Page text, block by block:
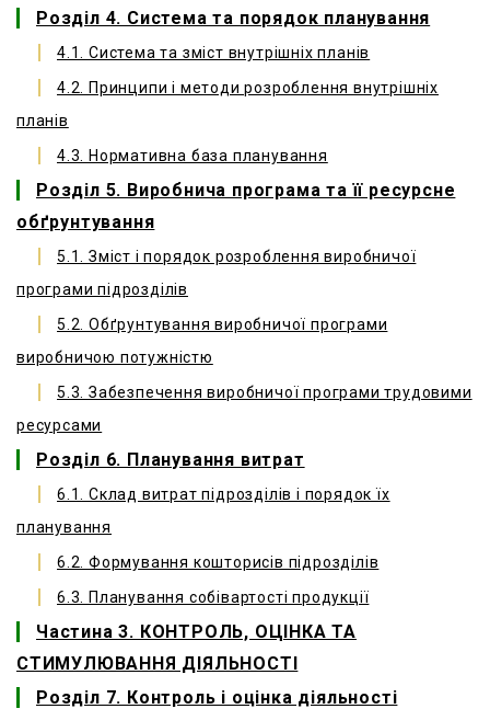
Розділ 4. Система та порядок планування
4.1. Система та зміст внутрішніх планів
4.2. Принципи і методи розроблення внутрішніх
планів
4.3. Нормативна база планування
Розділ 5. Виробнича програма та її ресурсне
обґрунтування
5.1. Зміст і порядок розроблення виробничої
програми підрозділів
5.2. Обґрунтування виробничої програми
виробничою потужністю
5.3. Забезпечення виробничої програми трудовими
ресурсами
Розділ 6. Планування витрат
6.1. Склад витрат підрозділів і порядок їх
планування
6.2. Формування кошторисів підрозділів
6.3. Планування собівартості продукції
Частина 3. КОНТРОЛЬ, ОЦІНКА ТА
СТИМУЛЮВАННЯ ДІЯЛЬНОСТІ
Розділ 7. Контроль і оцінка діяльності